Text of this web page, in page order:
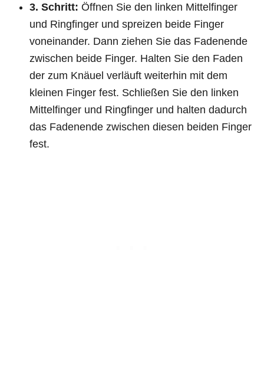
3. Schritt: Öffnen Sie den linken Mittelfinger
und Ringfinger und spreizen beide Finger
voneinander. Dann ziehen Sie das Fadenende
zwischen beide Finger. Halten Sie den Faden
der zum Knäuel verläuft weiterhin mit dem
kleinen Finger fest. Schließen Sie den linken
Mittelfinger und Ringfinger und halten dadurch
das Fadenende zwischen diesen beiden Finger
fest.